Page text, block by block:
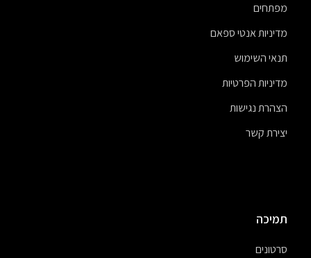
מפתחים
מדיניות אנטי ספאם
תנאי השימוש
מדיניות הפרטיות
הצהרת נגישות
יצירת קשר
תמיכה
סרטונים